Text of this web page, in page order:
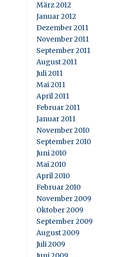
März 2012
Januar 2012
Dezember 2011
November 2011
September 2011
August 2011
Juli 2011
Mai 2011
April 2011
Februar 2011
Januar 2011
November 2010
September 2010
Juni 2010
Mai 2010
April 2010
Februar 2010
November 2009
Oktober 2009
September 2009
August 2009
Juli 2009